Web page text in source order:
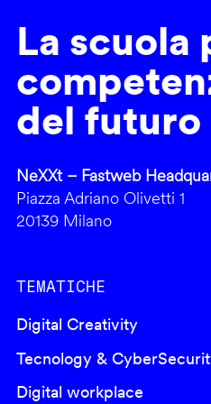
La scuola
del futuro
NeXXt – Fastweb
Piazza Adriano Olivetti 1
20139 Milano
TEMATICHE
Digital Creativity
Tecnology &
Digital workplace